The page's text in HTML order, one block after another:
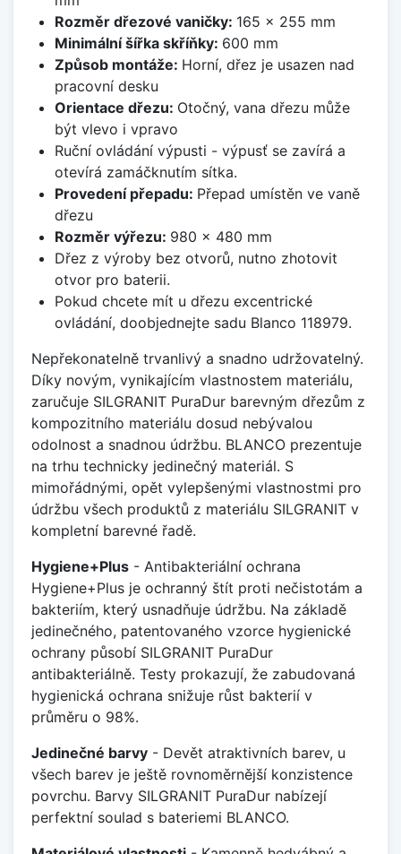
Rozměr dřezové vaničky: 165 x 255 mm
Minimální šířka skříňky: 600 mm
Způsob montáže: Horní, dřez je usazen nad
pracovní desku
Orientace dřezu: Otočný, vana dřezu může
být vlevo i vpravo
Ruční ovládání výpusti - výpusť se zavírá a
otevírá zamáčknutím sítka.
Provedení přepadu: Přepad umístěn ve vaně
dřezu
Rozměr výřezu: 980 x 480 mm
Dřez z výroby bez otvorů, nutno zhotovit
otvor pro baterii.
Pokud chcete mít u dřezu excentrické
ovládání, doobjednejte sadu Blanco 118979.
Nepřekonatelně trvanlivý a snadno udržovatelný.
Díky novým, vynikajícím vlastnostem materiálu,
zaručuje SILGRANIT PuraDur barevným dřezům z
kompozitního materiálu dosud nebývalou
odolnost a snadnou údržbu. BLANCO prezentuje
na trhu technicky jedinečný materiál. S
mimořádnými, opět vylepšenými vlastnostmi pro
údržbu všech produktů z materiálu SILGRANIT v
kompletní barevné řadě.
Hygiene+Plus - Antibakteriální ochrana
Hygiene+Plus je ochranný štít proti nečistotám a
bakteriím, který usnadňuje údržbu. Na základě
jedinečného, patentovaného vzorce hygienické
ochrany působí SILGRANIT PuraDur
antibakteriálně. Testy prokazují, že zabudovaná
hygienická ochrana snižuje růst bakterií v
průměru o 98%.
Jedinečné barvy - Devět atraktivních barev, u
všech barev je ještě rovnoměrnější konzistence
povrchu. Barvy SILGRANIT PuraDur nabízejí
perfektní soulad s bateriemi BLANCO.